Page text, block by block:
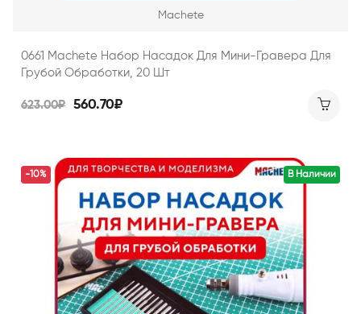
Machete
0661 Machete Набор Насадок Для Мини-Гравера Для
Грубой Обработки, 20 Шт
623.00₽ 560.70₽
В Наличии
-10%